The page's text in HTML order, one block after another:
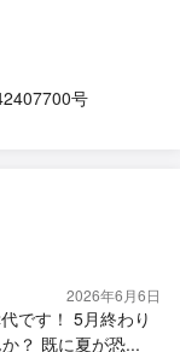
号
2026年6月6日
です！ 5月終わり
？ 既に夏が恐...